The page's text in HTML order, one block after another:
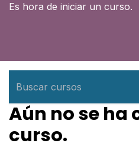
Es hora de iniciar un curso.
Aún no se ha
curso.